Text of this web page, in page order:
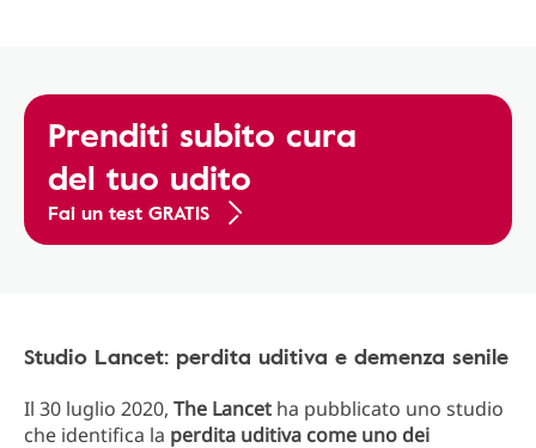
Prenditi subito cura
del tuo udito
Fai un test GRATIS
Studio Lancet: perdita uditiva e demenza senile
Il 30 luglio 2020, The Lancet ha pubblicato uno studio
che identifica la perdita uditiva come uno dei